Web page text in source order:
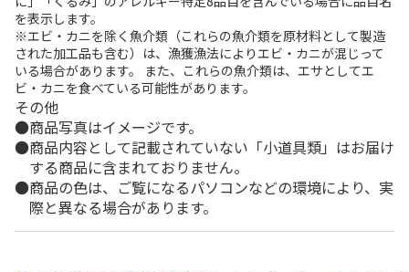
を表示します。
※エビ・カニを除く魚介類（これらの魚介類を原材料として製造
された加工品も含む）は、漁獲漁法によりエビ・カニが混じって
いる場合があります。 また、これらの魚介類は、エサとしてエ
ビ・カニを食べている可能性があります。
その他
商品写真はイメージです。
商品内容として記載されていない「小道具類」はお届け
する商品に含まれておりません。
商品の色は、ご覧になるパソコンなどの環境により、実
際と異なる場合があります。